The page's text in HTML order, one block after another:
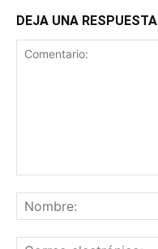
DEJA UNA RESPUESTA